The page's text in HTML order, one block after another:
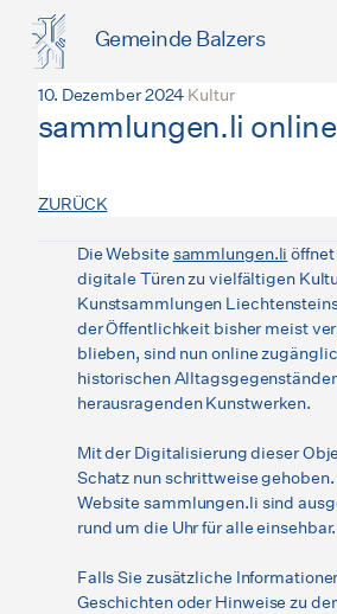
Gemeinde Balzers
10. Dezember 2024 Kultur
sammlungen.li online
ZURÜCK
Die Website sammlungen.li
digitale Türen zu vielfältigen
Kunstsammlungen
der Öffentlichkeit bisher meist
blieben, sind nun online
historischen
herausragenden Kunstwerken.
Mit der Digitalisierung dieser
Schatz nun schrittweise
Website sammlungen.li sind
rund um die Uhr für alle einsehbar.
Falls Sie zusätzliche
Geschichten oder Hinweise zu